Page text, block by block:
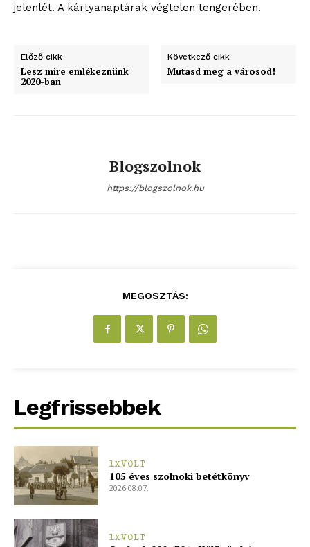
jelenlét. A kártyanaptárak végtelen tengerében.
Előző cikk
Lesz mire emlékeznünk
2020-ban
Következő cikk
Mutasd meg a városod!
Blogszolnok
https://blogszolnok.hu
MEGOSZTÁS:
Legfrissebbek
1XVOLT
105 éves szolnoki betétkönyv
2026.08.07.
1XVOLT